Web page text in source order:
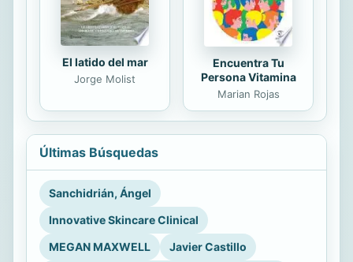
El latido del mar
Jorge Molist
Encuentra Tu
Persona Vitamina
Marian Rojas
Últimas Búsquedas
Sanchidrián, Ángel
Innovative Skincare Clinical
MEGAN MAXWELL
Javier Castillo